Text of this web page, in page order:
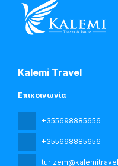
Kalemi Travel
Επικοινωνία
+355698885656
+355698885656